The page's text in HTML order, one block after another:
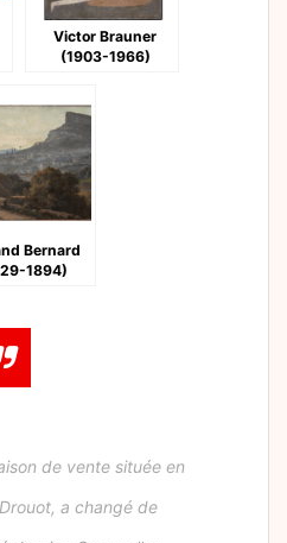
Victor Brauner
(1903-1966)
Bernard
1894)
de vente située en
a changé de